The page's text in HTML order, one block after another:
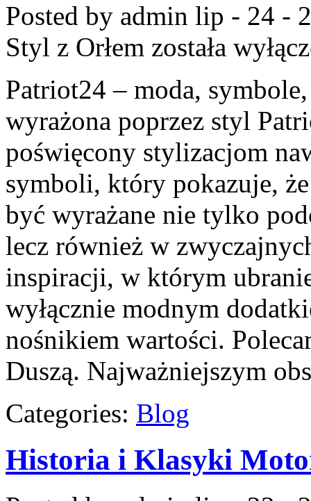
Posted by admin lip - 24 -
Styl z Orłem została
Patriot24 – moda,
wyrażona poprzez styl
poświęcony stylizacjom
symboli, który pokazuje,
być wyrażane nie tylko
lecz również w
inspiracji, w którym
wyłącznie modnym
nośnikiem wartości.
Duszą. Najważniejszym
Categories: Blog
Historia i Klasyki